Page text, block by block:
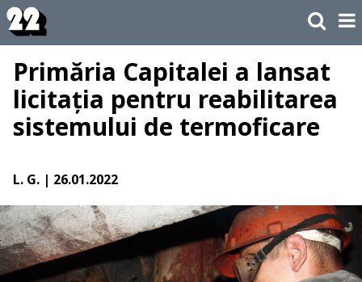
Primăria Capitalei a lansat
licitația pentru reabilitarea
sistemului de termoficare
L. G. | 26.01.2022